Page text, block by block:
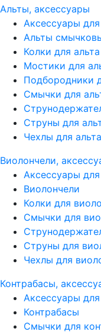
Альты, аксессуары
Аксессуары для
Альты
Колки для альта
Мостики для
Подбородники
Смычки для
Струны для
Чехлы для
Виолончели,
Аксессуары
Виолончели
Колки для
Смычки для
Струны для
Чехлы для
Контрабасы,
Аксессуары
Контрабасы
Смычки для